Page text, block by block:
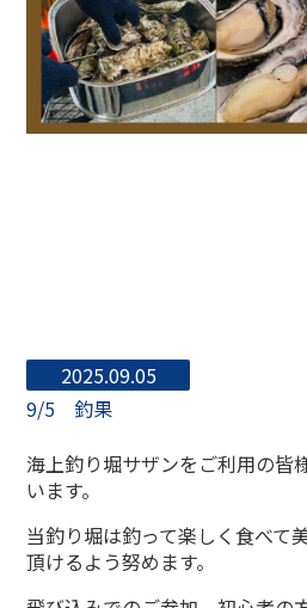
2025.09.05
9/5 釣果
海上釣り堀サザンをご利用の皆
います。
当釣り堀は釣って楽しく食べて
頂けるよう努めます。